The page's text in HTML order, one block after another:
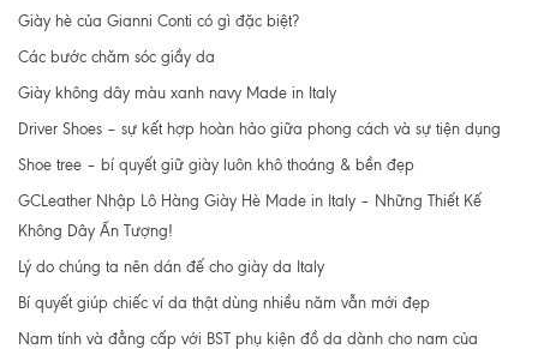
Giày hè của Gianni Conti có gì đặc biệt?
Các bước chăm sóc giầy da
Giày không dây màu xanh navy Made in Italy
Driver Shoes – sự kết hợp hoàn hảo giữa phong cách và sự tiện dụng
Shoe tree – bí quyết giữ giày luôn khô thoáng & bền đẹp
GCLeather Nhập Lô Hàng Giày Hè Made in Italy – Những Thiết Kế
Không Dây Ấn Tượng!
Lý do chúng ta nên dán đế cho giày da Italy
Bí quyết giúp chiếc ví da thật dùng nhiều năm vẫn mới đẹp
Nam tính và đẳng cấp với BST phụ kiện đồ da dành cho nam của